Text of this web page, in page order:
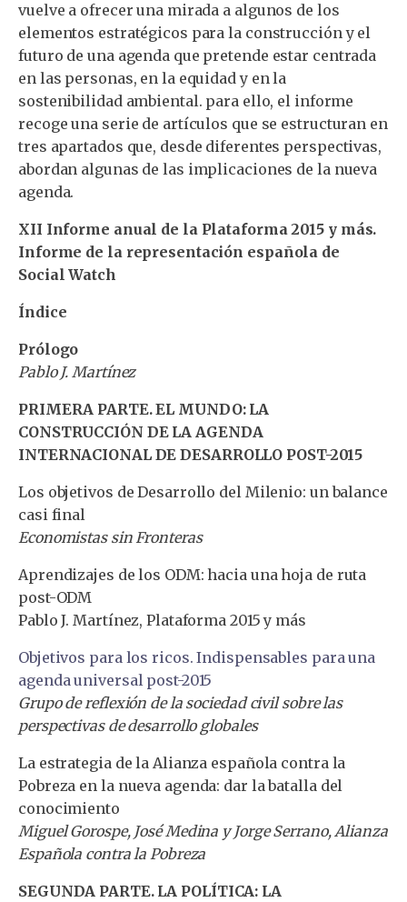
vuelve a ofrecer una mirada a algunos de los
elementos estratégicos para la construcción y el
futuro de una agenda que pretende estar centrada
en las personas, en la equidad y en la
sostenibilidad ambiental. para ello, el informe
recoge una serie de artículos que se estructuran en
tres apartados que, desde diferentes perspectivas,
abordan algunas de las implicaciones de la nueva
agenda.
XII Informe anual de la Plataforma 2015 y más.
Informe de la representación española de
Social Watch
Índice
Prólogo
Pablo J. Martínez
PRIMERA PARTE. EL MUNDO: LA
CONSTRUCCIÓN DE LA AGENDA
INTERNACIONAL DE DESARROLLO POST-2015
Los objetivos de Desarrollo del Milenio: un balance
casi final
Economistas sin Fronteras
Aprendizajes de los ODM: hacia una hoja de ruta
post-ODM
Pablo J. Martínez, Plataforma 2015 y más
Objetivos para los ricos. Indispensables para una
agenda universal post-2015
Grupo de reflexión de la sociedad civil sobre las
perspectivas de desarrollo globales
La estrategia de la Alianza española contra la
Pobreza en la nueva agenda: dar la batalla del
conocimiento
Miguel Gorospe, José Medina y Jorge Serrano, Alianza
Española contra la Pobreza
SEGUNDA PARTE. LA POLÍTICA: LA